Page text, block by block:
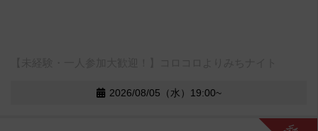
2026/08/05（水）19:00~